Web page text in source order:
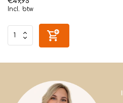
Incl. btw